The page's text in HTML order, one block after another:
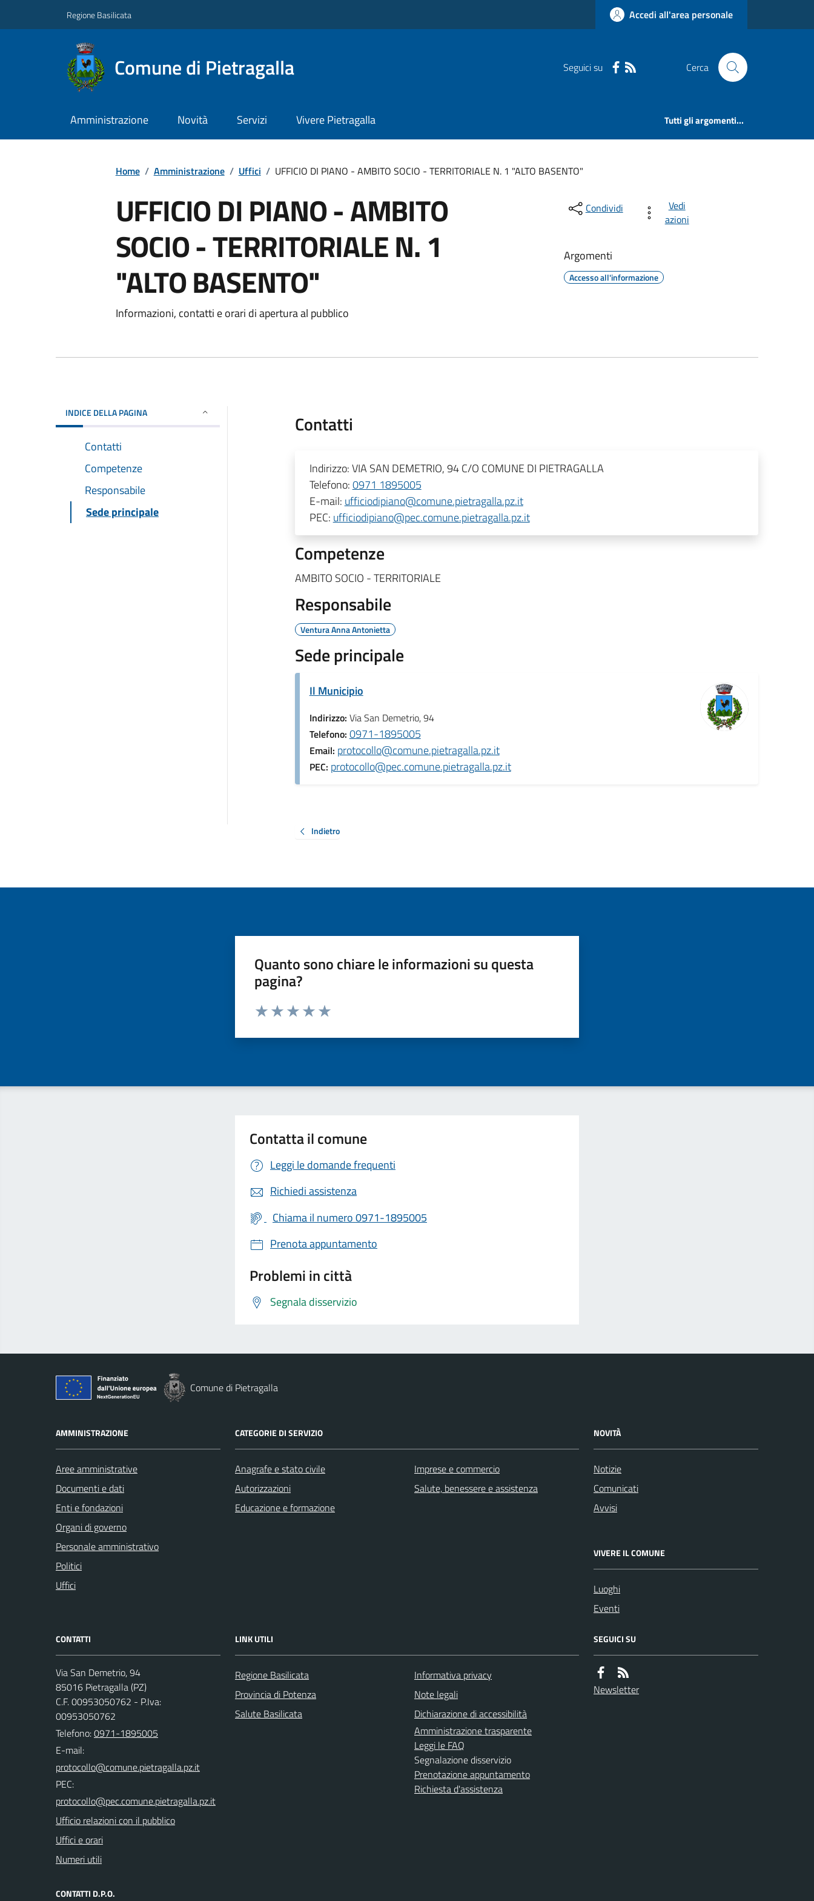
Regione Basilicata Accedi all'area personale
Comune di Pietragalla Seguici su Cerca
Amministrazione Novità Servizi Vivere Pietragalla Tutti gli argomenti...
Home / Amministrazione / Uffici / UFFICIO DI PIANO - AMBITO SOCIO - TERRITORIALE N. 1 "ALTO BASENTO"
UFFICIO DI PIANO - AMBITO
SOCIO - TERRITORIALE N. 1
"ALTO BASENTO"
Informazioni, contatti e orari di apertura al pubblico
Condividi
Vedi
azioni
Argomenti
Accesso all'informazione
INDICE DELLA PAGINA
Contatti
Competenze
Responsabile
Sede principale
Contatti
Indirizzo:VIA SAN DEMETRIO, 94 C/O COMUNE DI PIETRAGALLA
Telefono:0971 1895005
E-mail: ufficiodipiano@comune.pietragalla.pz.it
PEC: ufficiodipiano@pec.comune.pietragalla.pz.it
Competenze
AMBITO SOCIO - TERRITORIALE
Responsabile
Ventura Anna Antonietta
Sede principale
Il Municipio
Indirizzo: Via San Demetrio, 94
Telefono: 0971-1895005
Email: protocollo@comune.pietragalla.pz.it
PEC: protocollo@pec.comune.pietragalla.pz.it
Indietro
Quanto sono chiare le informazioni su questa
pagina?
Valuta da 1 a 5 stelle la pagina
Contatta il comune
Leggi le domande frequenti
Richiedi assistenza
Chiama il numero 0971-1895005
Prenota appuntamento
Problemi in città
Segnala disservizio
Comune di Pietragalla
AMMINISTRAZIONE
Aree amministrative
Documenti e dati
Enti e fondazioni
Organi di governo
Personale amministrativo
Politici
Uffici
CATEGORIE DI SERVIZIO
Anagrafe e stato civile
Autorizzazioni
Educazione e formazione
Imprese e commercio
Salute, benessere e assistenza
NOVITÀ
Notizie
Comunicati
Avvisi
VIVERE IL COMUNE
Luoghi
Eventi
CONTATTI
Via San Demetrio, 94
85016 Pietragalla (PZ)
C.F. 00953050762 - P.Iva:
00953050762
Telefono:0971-1895005
E-mail:
PEC:
Ufficio relazioni con il pubblico
Uffici e orari
Numeri utili
CONTATTI D.P.O.
LINK UTILI
Regione Basilicata
Provincia di Potenza
Salute Basilicata
Informativa privacy
Note legali
Dichiarazione di accessibilità
Amministrazione trasparente
Leggi le FAQ
Segnalazione disservizio
Prenotazione appuntamento
Richiesta d'assistenza
SEGUICI SU
Newsletter